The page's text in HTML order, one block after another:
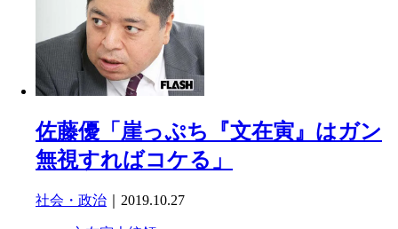
佐藤優「崖っぷち『文在寅』はガン
無視すればコケる」
社会・政治 ｜2019.10.27